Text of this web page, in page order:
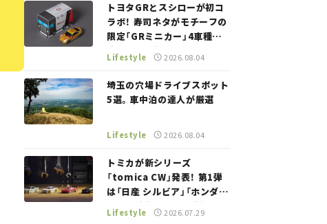
トヨタGRとスシローが初コ
ラボ！ 寿司ネタがモチーフの
限定「GRミニカー」4車種が
登場。入手方法は？【クルマ
とホビー】
Lifestyle 2026.08.04
埼玉の穴場ドライブスポット
5選。車中泊の達人が厳選
Lifestyle 2026.08.04
トミカが新シリーズ
「tomica CW」発表！ 第1弾
は「日産 シルビア」「ホンダ
NSX」が登場。世界が注目す
る“JDM"に焦点【クルマとホ
Lifestyle 2026.07.29